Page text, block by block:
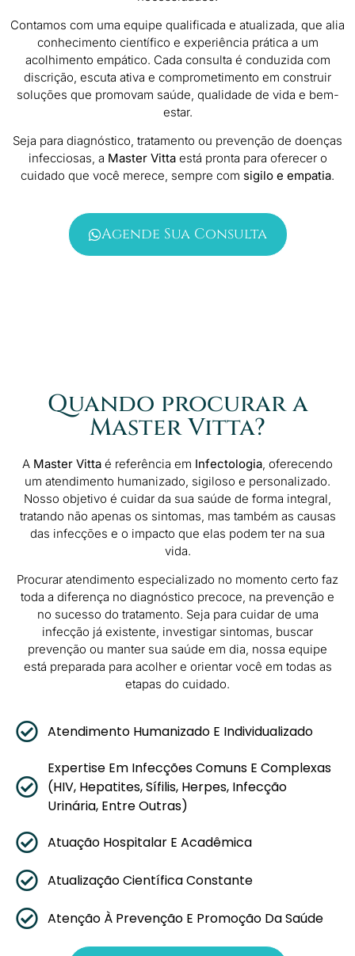
Contamos com uma equipe qualificada e atualizada, que alia
conhecimento científico e experiência prática a um
acolhimento empático. Cada consulta é conduzida com
discrição, escuta ativa e comprometimento em construir
soluções que promovam saúde, qualidade de vida e bem-
estar.
Seja para diagnóstico, tratamento ou prevenção de doenças
infecciosas, a Master Vittaestá pronta para oferecer o
cuidado que você merece, sempre com sigilo e empatia.
Agende Sua Consulta
Quando procurar a
Master Vitta?
A Master Vitta é referência em Infectologia , oferecendo
um atendimento humanizado, sigiloso e personalizado.
Nosso objetivo é cuidar da sua saúde de forma integral,
tratando não apenas os sintomas, mas também as causas
das infecções e o impacto que elas podem ter na sua
vida.
Procurar atendimento especializado no momento certo faz
toda a diferença no diagnóstico precoce, na prevenção e
no sucesso do tratamento. Seja para cuidar de uma
infecção já existente, investigar sintomas, buscar
prevenção ou manter sua saúde em dia, nossa equipe
está preparada para acolher e orientar você em todas as
etapas do cuidado.
Atendimento Humanizado E Individualizado
Expertise Em Infecções Comuns E Complexas
(HIV, Hepatites, Sífilis, Herpes, Infecção
Urinária, Entre Outras)
Atuação Hospitalar E Acadêmica
Atualização Científica Constante
Atenção À Prevenção E Promoção Da Saúde